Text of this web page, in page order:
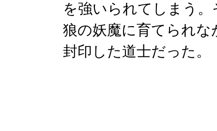
を強いられてしまう
狼の妖魔に育てられ
封印した道士だった。